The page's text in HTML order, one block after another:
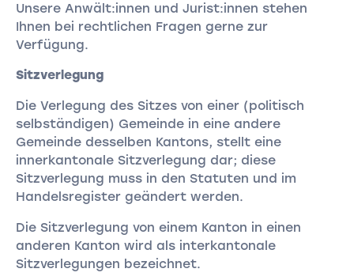
Unsere Anwält:innen und Jurist:innen stehen
Ihnen bei rechtlichen Fragen gerne zur
Verfügung.
Sitzverlegung
Die Verlegung des Sitzes von einer (politisch
selbständigen) Gemeinde in eine andere
Gemeinde desselben Kantons, stellt eine
innerkantonale Sitzverlegung dar; diese
Sitzverlegung muss in den Statuten und im
Handelsregister geändert werden.
Die Sitzverlegung von einem Kanton in einen
anderen Kanton wird als interkantonale
Sitzverlegungen bezeichnet.